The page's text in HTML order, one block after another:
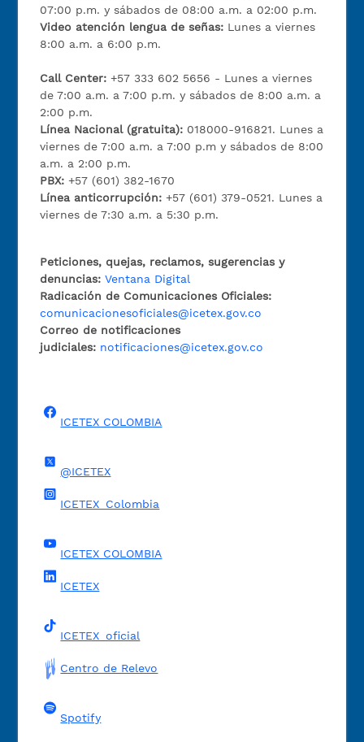
07:00 p.m. y sábados de 08:00 a.m. a 02:00 p.m.
Video atención lengua de señas: Lunes a viernes
8:00 a.m. a 6:00 p.m.
Call Center:+57 333 602 5656 - Lunes a viernes
de 7:00 a.m. a 7:00 p.m. y sábados de 8:00 a.m. a
2:00 p.m.
Línea Nacional (gratuita): 018000-916821. Lunes a
viernes de 7:00 a.m. a 7:00 p.m y sábados de 8:00
a.m. a 2:00 p.m.
PBX:+57 (601) 382-1670
Línea anticorrupción:+57 (601) 379-0521. Lunes a
viernes de 7:30 a.m. a 5:30 p.m.
Peticiones, quejas, reclamos, sugerencias y
denuncias: Ventana Digital
Radicación de Comunicaciones Oficiales:
comunicacionesoficiales@icetex.gov.co
Correo de notificaciones
judiciales: notificaciones@icetex.gov.co
ICETEX COLOMBIA
@ICETEX
ICETEX_Colombia
ICETEX COLOMBIA
ICETEX
ICETEX_oficial
Centro de Relevo
Spotify